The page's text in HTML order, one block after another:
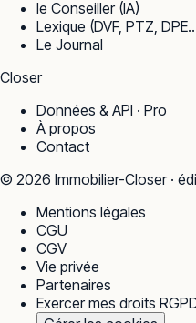
le Conseiller (IA)
Lexique (DVF, PTZ,
Le Journal
Closer
Données & API · Pro
À propos
Contact
© 2026 Immobilier-Closer ·
Mentions légales
CGU
CGV
Vie privée
Partenaires
Exercer mes droits